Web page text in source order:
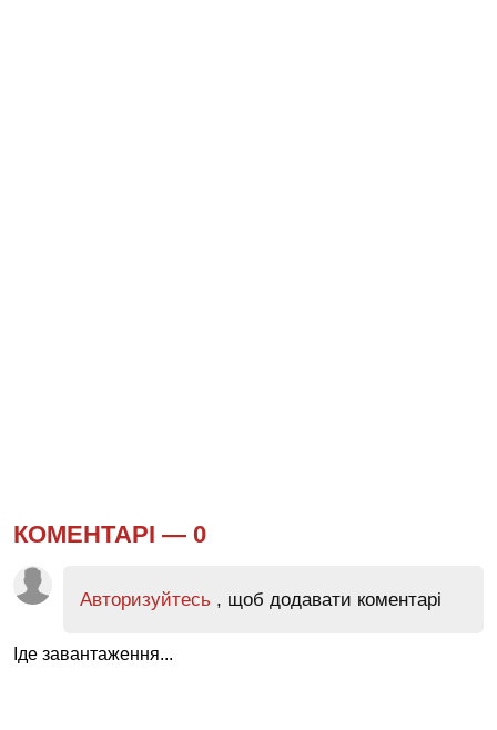
КОМЕНТАРІ — 0
Авторизуйтесь , щоб додавати коментарі
Іде завантаження...